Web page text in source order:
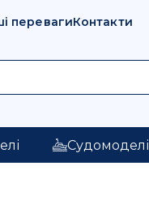
перевагиКонтакти
Судомоделі